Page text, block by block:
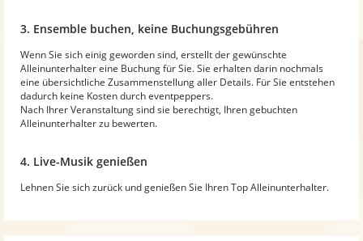
3. Ensemble buchen, keine Buchungsgebühren
Wenn Sie sich einig geworden sind, erstellt der gewünschte
Alleinunterhalter eine Buchung für Sie. Sie erhalten darin nochmals
eine übersichtliche Zusammenstellung aller Details. Für Sie entstehen
dadurch keine Kosten durch eventpeppers.
Nach Ihrer Veranstaltung sind sie berechtigt, Ihren gebuchten
Alleinunterhalter zu bewerten.
4. Live-Musik genießen
Lehnen Sie sich zurück und genießen Sie Ihren Top Alleinunterhalter.